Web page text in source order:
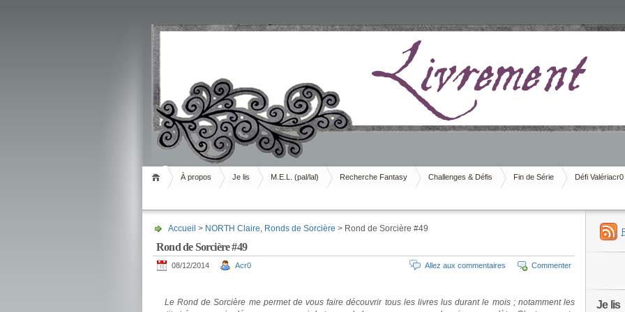
Livrement
À propos Je lis M.E.L. (pal/lal) Recherche Fantasy Challenges & Défis Fin de Série Défi Valériacr0
Accueil > NORTH Claire, Ronds de Sorcière > Rond de Sorcière #49
Rond de Sorcière #49
08/12/2014 Acr0 Commenter
Allez aux commentaires
Le Rond de Sorcière me permet de vous faire découvrir tous les livres lus durant le mois ; notamment les
Je lis